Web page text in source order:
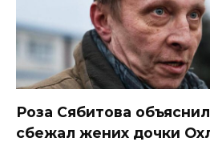
Роза Сябитова
сбежал жених дочки